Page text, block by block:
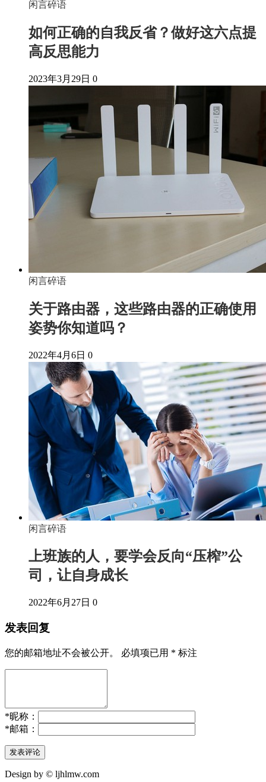
闲言碎语
如何正确的自我反省？做好这六点提
高反思能力
2023年3月29日 0
闲言碎语
关于路由器，这些路由器的正确使用
姿势你知道吗？
2022年4月6日 0
闲言碎语
上班族的人，要学会反向“压榨”公
司，让自身成长
2022年6月27日 0
发表回复
您的邮箱地址不会被公开。 必填项已用 * 标注
*昵称：
*邮箱：
Design by © ljhlmw.com